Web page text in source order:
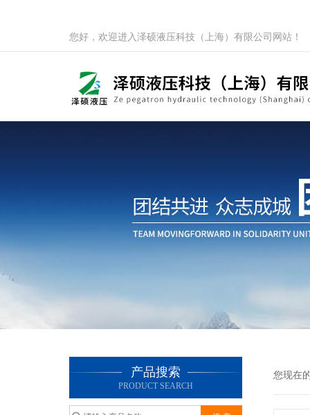
您好，欢迎进入泽硕液压科技（上海）有限公司网站！
产品搜索
PRODUCT SEARCH
您现在